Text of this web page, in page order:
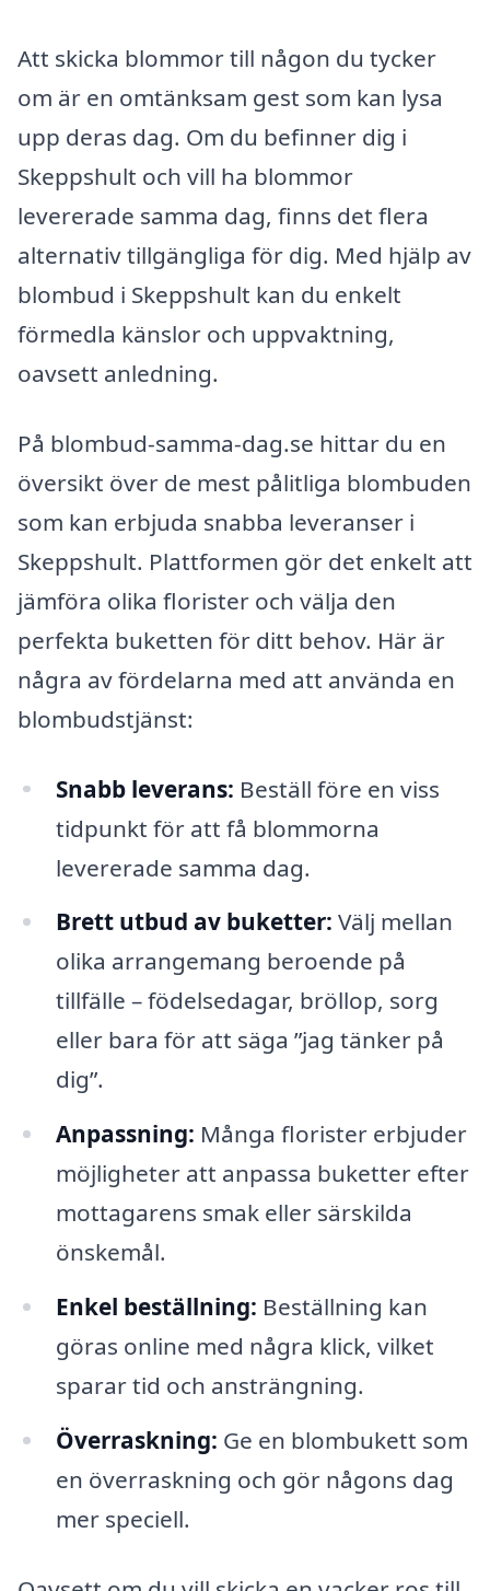
Att skicka blommor till någon du tycker
om är en omtänksam gest som kan lysa
upp deras dag. Om du befinner dig i
Skeppshult och vill ha blommor
levererade samma dag, finns det flera
alternativ tillgängliga för dig. Med hjälp av
blombud i Skeppshult kan du enkelt
förmedla känslor och uppvaktning,
oavsett anledning.
På blombud-samma-dag.se hittar du en
översikt över de mest pålitliga blombuden
som kan erbjuda snabba leveranser i
Skeppshult. Plattformen gör det enkelt att
jämföra olika florister och välja den
perfekta buketten för ditt behov. Här är
några av fördelarna med att använda en
blombudstjänst:
Snabb leverans: Beställ före en viss
tidpunkt för att få blommorna
levererade samma dag.
Brett utbud av buketter: Välj mellan
olika arrangemang beroende på
tillfälle – födelsedagar, bröllop, sorg
eller bara för att säga ”jag tänker på
dig”.
Anpassning: Många florister erbjuder
möjligheter att anpassa buketter efter
mottagarens smak eller särskilda
önskemål.
Enkel beställning: Beställning kan
göras online med några klick, vilket
sparar tid och ansträngning.
Överraskning: Ge en blombukett som
en överraskning och gör någons dag
mer speciell.